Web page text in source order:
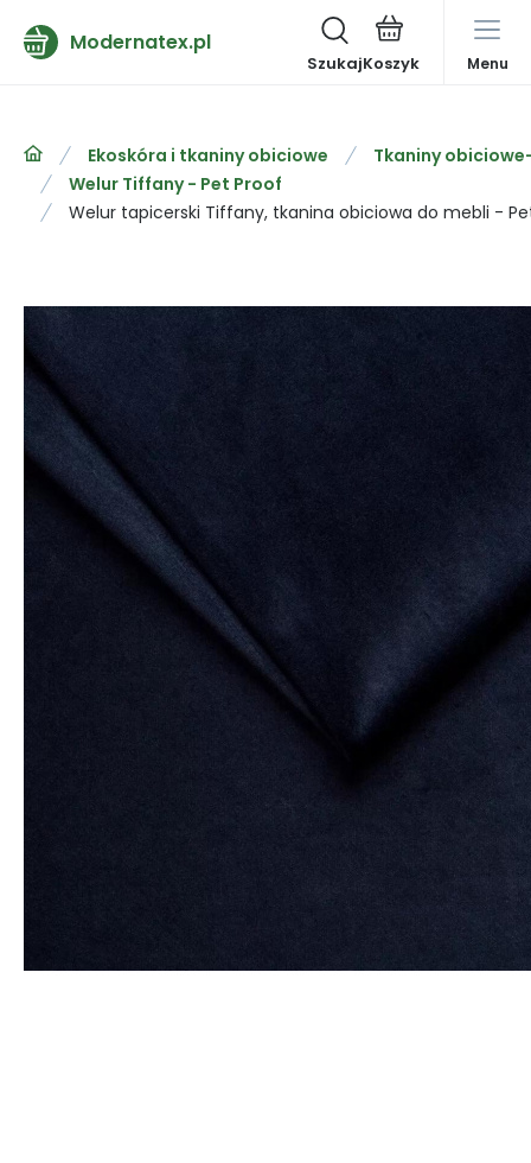
Modernatex.pl
Szukaj Menu
Ekoskóra i tkaniny obiciowe
Tkaniny
Welur Tiffany - Pet Proof
Welur tapicerski Tiffany, tkanina obiciowa do mebli -